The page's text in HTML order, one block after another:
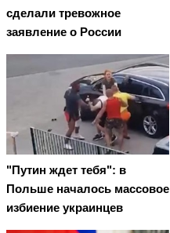
сделали тревожное
заявление о России
"Путин ждет тебя": в
Польше началось массовое
избиение украинцев